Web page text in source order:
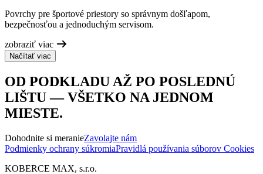
Povrchy pre športové priestory so správnym došľapom,
bezpečnosťou a jednoduchým servisom.
zobraziť viac
Načítať viac
OD PODKLADU AŽ PO POSLEDNÚ
LIŠTU — VŠETKO NA JEDNOM
MIESTE.
Dohodnite si meranieZavolajte nám
Podmienky ochrany súkromiaPravidlá používania súborov Cookies
KOBERCE MAX, s.r.o.